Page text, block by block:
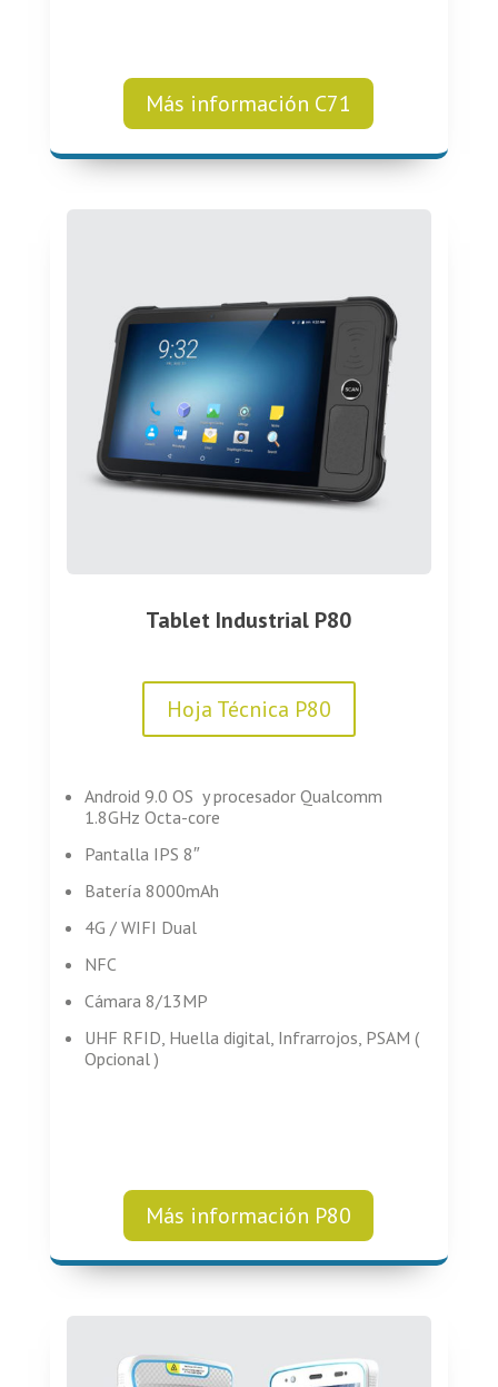
Más información C71
Tablet Industrial P80
Hoja Técnica P80
Android 9.0 OS y procesador Qualcomm
1.8GHz Octa-core
Pantalla IPS 8″
Batería 8000mAh
4G / WIFI Dual
NFC
Cámara 8/13MP
UHF RFID, Huella digital, Infrarrojos, PSAM (
Opcional )
Más información P80